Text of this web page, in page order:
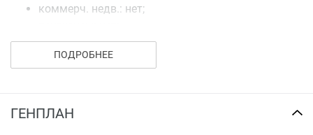
коммерч. недв.: нет;
видовые квартиры: нет.
Купить квартиру в ЖК «Кубаночка» можно
ПОДРОБНЕЕ
ГЕНПЛАН